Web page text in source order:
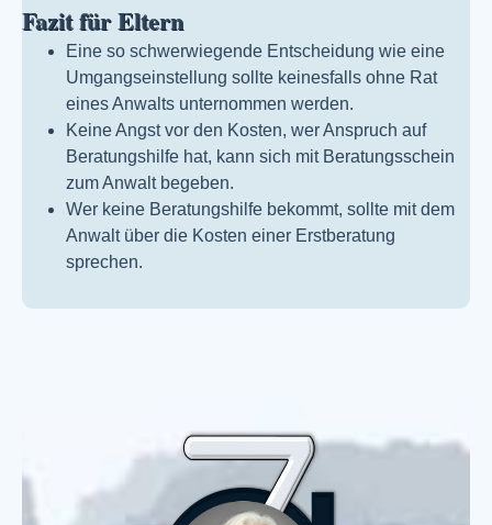
Fazit für Eltern
Eine so schwerwiegende Entscheidung wie eine
Umgangseinstellung sollte keinesfalls ohne Rat
eines Anwalts unternommen werden.
Keine Angst vor den Kosten, wer Anspruch auf
Beratungshilfe hat, kann sich mit Beratungsschein
zum Anwalt begeben.
Wer keine Beratungshilfe bekommt, sollte mit dem
Anwalt über die Kosten einer Erstberatung
sprechen.